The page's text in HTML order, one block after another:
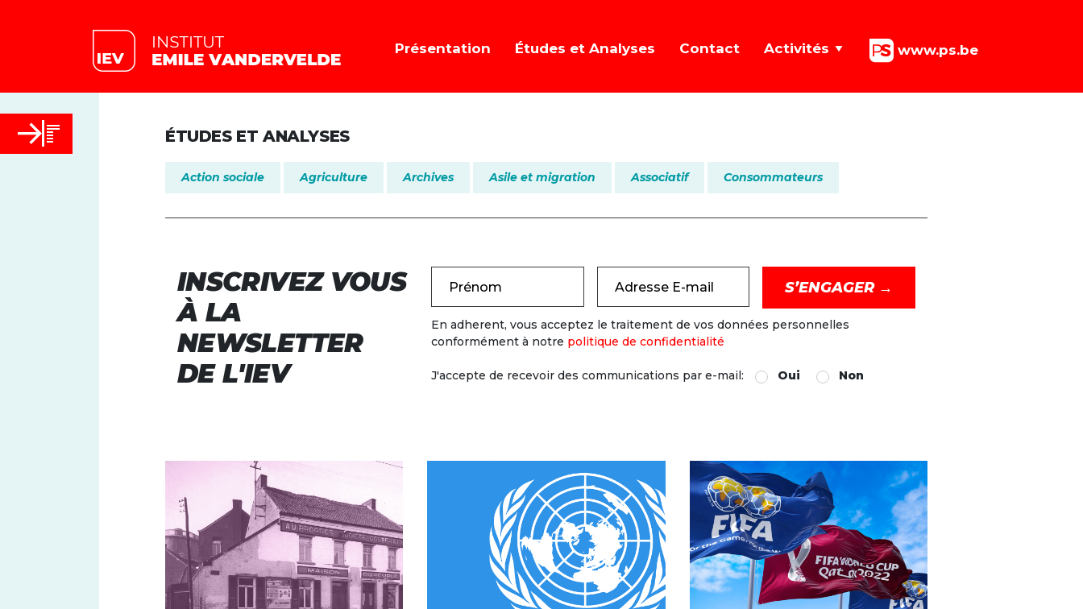
Présentation Études et Analyses Contact Activités www.ps.be
ÉTUDES ET ANALYSES
Action sociale Agriculture Archives Asile et migration Associatif Consommateurs
INSCRIVEZ VOUS
À LA
NEWSLETTER
DE L'IEV
Prénom Adresse E-mail
En adherent, vous acceptez le traitement de vos données personnelles
conformément à notre politique de confidentialité
J'accepte de recevoir des communications par e-mail: Oui Non